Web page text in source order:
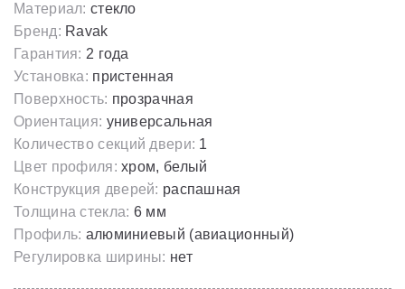
Материал: стекло
Бренд: Ravak
Гарантия: 2 года
Установка: пристенная
Поверхность: прозрачная
Ориентация: универсальная
Количество секций двери: 1
Цвет профиля: хром, белый
Конструкция дверей: распашная
Толщина стекла: 6 мм
Профиль: алюминиевый (авиационный)
Регулировка ширины: нет